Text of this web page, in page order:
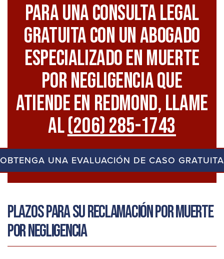
Para Una Consulta Legal
GRATUITA Con Un Abogado
Especializado En Muerte
Por Negligencia Que
Atiende En Redmond, Llame
Al(206) 285-1743
OBTENGA UNA EVALUACIÓN DE CASO GRATUITA
Plazos para su reclamación por muerte
por negligencia